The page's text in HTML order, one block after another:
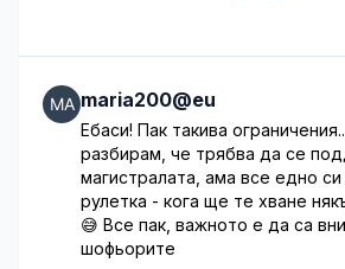
maria200@eu
Ебаси! Пак такива
разбирам, че трябва да се
магистралата, ама все едно си
рулетка - кога ще те хване
😅 Все пак, важното е да са
шофьорите